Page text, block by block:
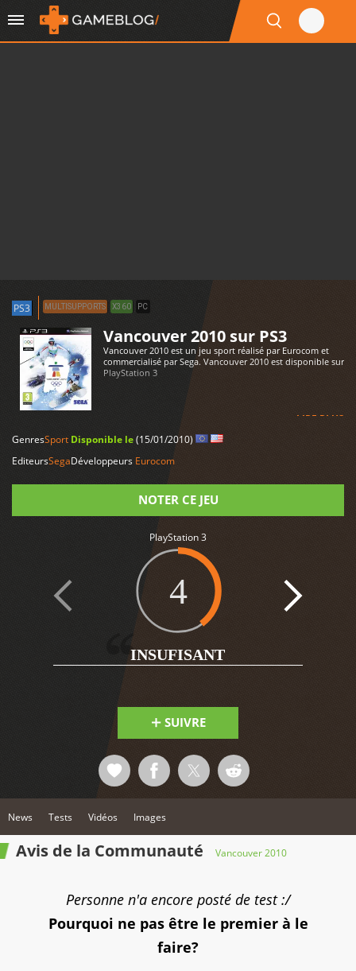
PS3 MULTISUPPORTS X360 PC
Vancouver 2010 sur PS3
Vancouver 2010 est un jeu sport réalisé par Eurocom et
commercialisé par Sega. Vancouver 2010 est disponible sur
PlayStation 3
LIRE PLUS
GenresSport
EditeursSega
Disponible le(15/01/2010)
Développeurs Eurocom
NOTER CE JEU
PlayStation 3
4
INSUFISANT
SUIVRE
News Tests Vidéos Images
Avis de la Communauté Vancouver 2010
Personne n'a encore posté de test :/
Pourquoi ne pas être le premier à le
faire?